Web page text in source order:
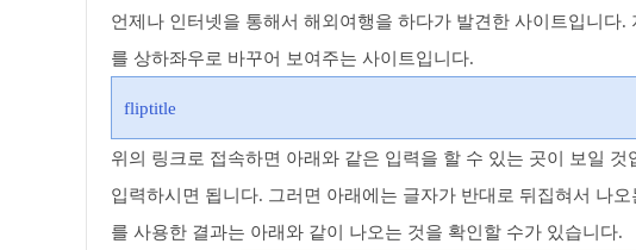
언제나 인터넷을 통해서 해외여행을 하다가 발견한 사이트입니다
를 상하좌우로 바꾸어 보여주는 사이트입니다.
fliptitle
위의 링크로 접속하면 아래와 같은 입력을 할 수 있는 곳이 보일
입력하시면 됩니다. 그러면 아래에는 글자가 반대로 뒤집혀서 나
를 사용한 결과는 아래와 같이 나오는 것을 확인할 수가 있습니다.